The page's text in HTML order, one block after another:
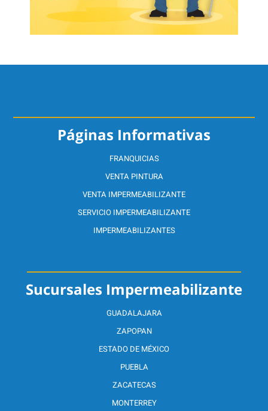
Sucursales Impermeabilizante
GUADALAJARA
ZAPOPAN
ESTADO DE MÉXICO
PUEBLA
ZACATECAS
MONTERREY
Páginas Informativas
FRANQUICIAS
VENTA PINTURA
VENTA IMPERMEABILIZANTE
SERVICIO IMPERMEABILIZANTE
IMPERMEABILIZANTES